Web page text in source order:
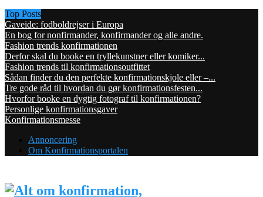
Top Posts
Gaveide: fodboldrejser i Europa
En bog for nonfirmander, konfirmander og alle andre.
Fashion trends konfirmationen
Derfor skal du booke en tryllekunstner eller komiker...
Fashion trends til konfirmationsoutfittet
Sådan finder du den perfekte konfirmationskjole eller –...
Tre gode råd til hvordan du gør konfirmationsfesten...
Hvorfor booke en dygtig fotograf til konfirmationen?
Personlige konfirmationsgaver
Konfirmationsmesse
Annoncering
Om Konfirmationsportalen